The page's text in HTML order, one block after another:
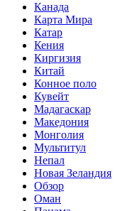
Канада
Карта Мира
Катар
Кения
Киргизия
Китай
Конное поло
Кувейт
Мадагаскар
Македония
Монголия
Мультитул
Непал
Новая Зеландия
Обзор
Оман